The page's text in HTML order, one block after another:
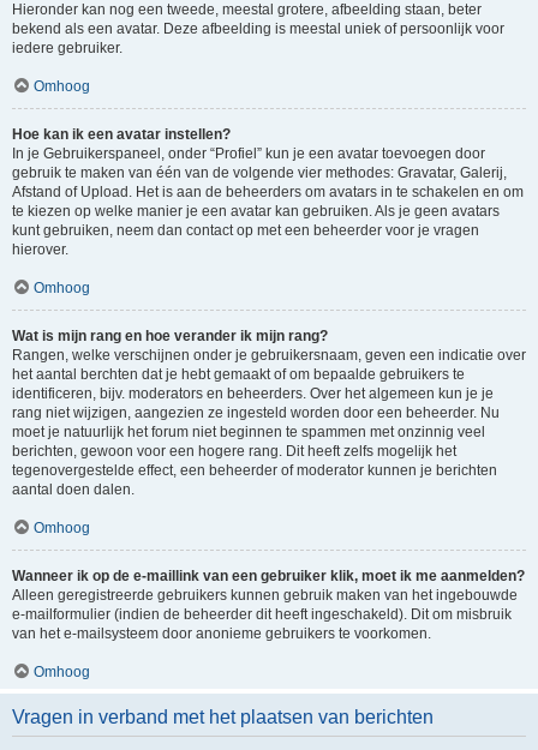
Hieronder kan nog een tweede, meestal grotere, afbeelding staan, beter
bekend als een avatar. Deze afbeelding is meestal uniek of persoonlijk voor
iedere gebruiker.
Omhoog
Hoe kan ik een avatar instellen?
In je Gebruikerspaneel, onder “Profiel” kun je een avatar toevoegen door
gebruik te maken van één van de volgende vier methodes: Gravatar, Galerij,
Afstand of Upload. Het is aan de beheerders om avatars in te schakelen en om
te kiezen op welke manier je een avatar kan gebruiken. Als je geen avatars
kunt gebruiken, neem dan contact op met een beheerder voor je vragen
hierover.
Omhoog
Wat is mijn rang en hoe verander ik mijn rang?
Rangen, welke verschijnen onder je gebruikersnaam, geven een indicatie over
het aantal berchten dat je hebt gemaakt of om bepaalde gebruikers te
identificeren, bijv. moderators en beheerders. Over het algemeen kun je je
rang niet wijzigen, aangezien ze ingesteld worden door een beheerder. Nu
moet je natuurlijk het forum niet beginnen te spammen met onzinnig veel
berichten, gewoon voor een hogere rang. Dit heeft zelfs mogelijk het
tegenovergestelde effect, een beheerder of moderator kunnen je berichten
aantal doen dalen.
Omhoog
Wanneer ik op de e-maillink van een gebruiker klik, moet ik me aanmelden?
Alleen geregistreerde gebruikers kunnen gebruik maken van het ingebouwde
e-mailformulier (indien de beheerder dit heeft ingeschakeld). Dit om misbruik
van het e-mailsysteem door anonieme gebruikers te voorkomen.
Omhoog
Vragen in verband met het plaatsen van berichten